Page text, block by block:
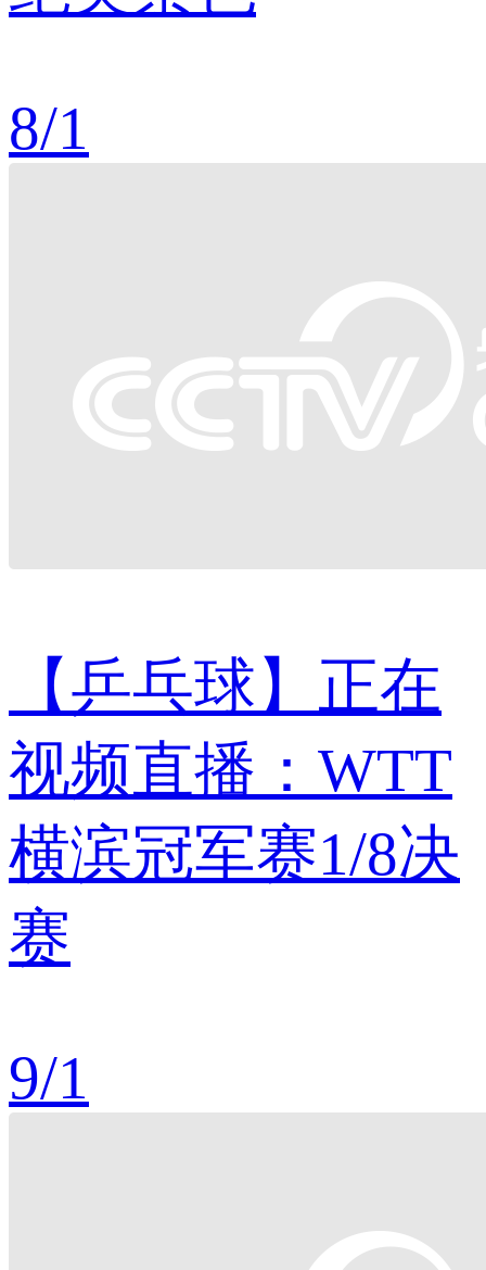
8/1
【乒乓球】正在
视频直播：WTT
横滨冠军赛1/8决
赛
9/1